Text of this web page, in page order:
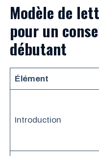
Modèle de
pour un
débutant
Élément
Introduction